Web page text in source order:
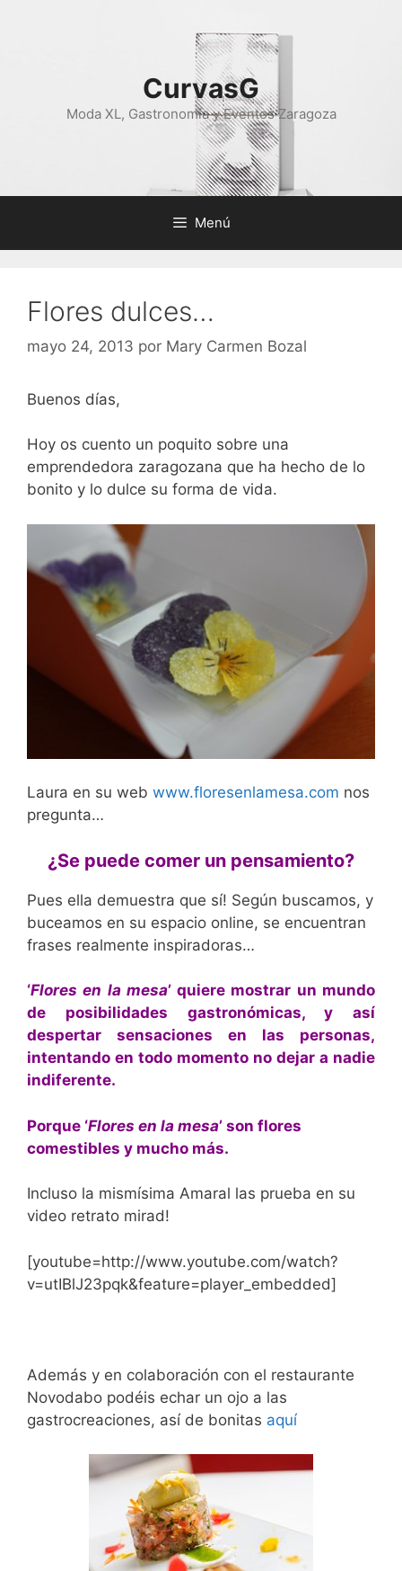
CurvasG
Moda XL, Gastronomía y Eventos Zaragoza
Menú
Flores dulces…
mayo 24, 2013 por Mary Carmen Bozal
Buenos días,
Hoy os cuento un poquito sobre una
emprendedora zaragozana que ha hecho de lo
bonito y lo dulce su forma de vida.
Laura en su web www.floresenlamesa.com nos
pregunta…
¿Se puede comer un pensamiento?
Pues ella demuestra que sí! Según buscamos, y
buceamos en su espacio online, se encuentran
frases realmente inspiradoras…
‘Flores en la mesa’ quiere mostrar un mundo
de posibilidades gastronómicas, y así
despertar sensaciones en las personas,
intentando en todo momento no dejar a nadie
indiferente.
Porque ‘Flores en la mesa’ son flores
comestibles y mucho más.
Incluso la mismísima Amaral las prueba en su
video retrato mirad!
[youtube=http://www.youtube.com/watch?
v=utIBlJ23pqk&feature=player_embedded]
Además y en colaboración con el restaurante
Novodabo podéis echar un ojo a las
gastrocreaciones, así de bonitas aquí